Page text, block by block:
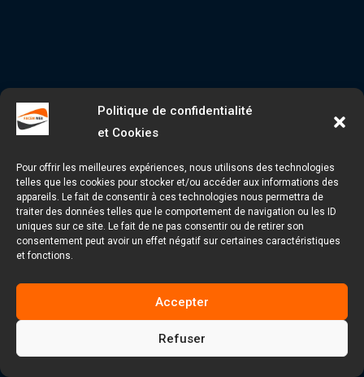
Politique de confidentialité
et Cookies
Pour offrir les meilleures expériences, nous utilisons des technologies
telles que les cookies pour stocker et/ou accéder aux informations des
appareils. Le fait de consentir à ces technologies nous permettra de
traiter des données telles que le comportement de navigation ou les ID
uniques sur ce site. Le fait de ne pas consentir ou de retirer son
consentement peut avoir un effet négatif sur certaines caractéristiques
et fonctions.
Accepter
Refuser